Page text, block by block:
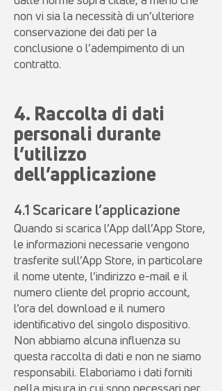
non vi sia la necessità di un’ulteriore
conservazione dei dati per la
conclusione o l’adempimento di un
contratto.
4. Raccolta di dati
personali durante
l’utilizzo
dell’applicazione
4.1 Scaricare l’applicazione
Quando si scarica l’App dall’App Store,
le informazioni necessarie vengono
trasferite sull’App Store, in particolare
il nome utente, l’indirizzo e-mail e il
numero cliente del proprio account,
l’ora del download e il numero
identificativo del singolo dispositivo.
Non abbiamo alcuna influenza su
questa raccolta di dati e non ne siamo
responsabili. Elaboriamo i dati forniti